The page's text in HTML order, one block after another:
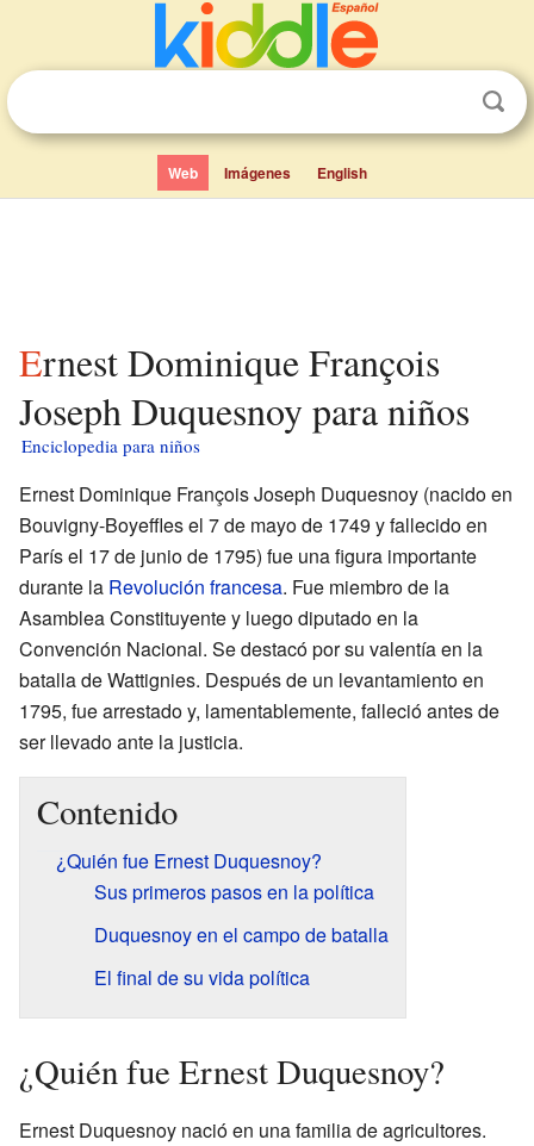
Web Imágenes English
Ernest Dominique François
Joseph Duquesnoy para niños
Enciclopedia para niños
Ernest Dominique François Joseph Duquesnoy (nacido en
Bouvigny-Boyeffles el 7 de mayo de 1749 y fallecido en
París el 17 de junio de 1795) fue una figura importante
durante la Revolución francesa. Fue miembro de la
Asamblea Constituyente y luego diputado en la
Convención Nacional. Se destacó por su valentía en la
batalla de Wattignies. Después de un levantamiento en
1795, fue arrestado y, lamentablemente, falleció antes de
ser llevado ante la justicia.
Contenido
¿Quién fue Ernest Duquesnoy?
Sus primeros pasos en la política
Duquesnoy en el campo de batalla
El final de su vida política
¿Quién fue Ernest Duquesnoy?
Ernest Duquesnoy nació en una familia de agricultores.